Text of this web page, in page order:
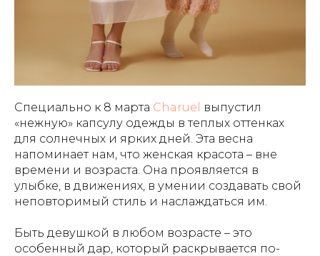
Специально к 8 марта Charuel
выпустил
«нежную» капсулу одежды в теплых оттенках
для солнечных и ярких дней. Эта весна
напоминает нам, что женская красота – вне
времени и возраста. Она проявляется в
улыбке, в движениях, в умении создавать свой
неповторимый стиль и наслаждаться им.
Быть девушкой в любом возрасте – это
особенный дар, который раскрывается по-